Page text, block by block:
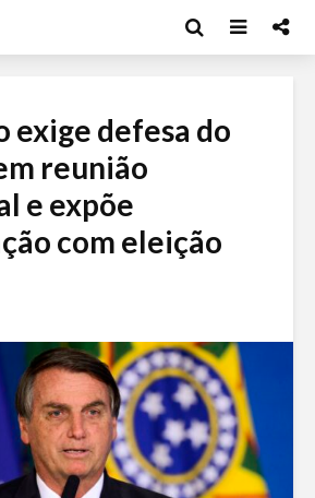
exige defesa do
reunião
e expõe
com eleição